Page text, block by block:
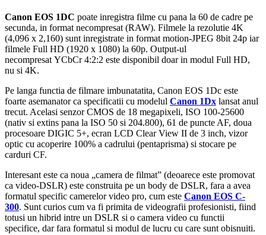
Canon EOS 1DC poate inregistra filme cu pana la 60 de cadre pe
secunda, in format necompresat (RAW). Filmele la rezolutie 4K
(4,096 x 2,160) sunt inregistrate in format motion-JPEG 8bit 24p iar
filmele Full HD (1920 x 1080) la 60p. Output-ul
necompresat YCbCr 4:2:2 este disponibil doar in modul Full HD,
nu si 4K.
Pe langa functia de filmare imbunatatita, Canon EOS 1Dc este
foarte asemanator ca specificatii cu modelul Canon 1Dx lansat anul
trecut. Acelasi senzor CMOS de 18 megapixeli, ISO 100-25600
(nativ si extins pana la ISO 50 si 204.800), 61 de puncte AF, doua
procesoare DIGIC 5+, ecran LCD Clear View II de 3 inch, vizor
optic cu acoperire 100% a cadrului (pentaprisma) si stocare pe
carduri CF.
Interesant este ca noua „camera de filmat” (deoarece este promovat
ca video-DSLR) este construita pe un body de DSLR, fara a avea
formatul specific camerelor video pro, cum este Canon EOS C-
300. Sunt curios cum va fi primita de videografii profesionisti, fiind
totusi un hibrid intre un DSLR si o camera video cu functii
specifice, dar fara formatul si modul de lucru cu care sunt obisnuiti.